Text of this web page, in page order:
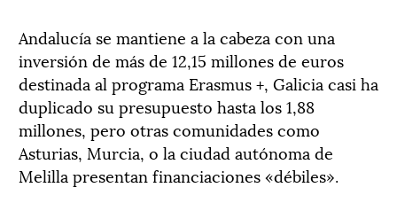
Andalucía se mantiene a la cabeza con una
inversión de más de 12,15 millones de euros
destinada al programa Erasmus +, Galicia casi ha
duplicado su presupuesto hasta los 1,88
millones, pero otras comunidades como
Asturias, Murcia, o la ciudad autónoma de
Melilla presentan financiaciones «débiles».